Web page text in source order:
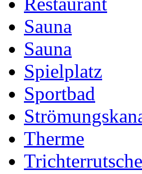
Sauna
Sauna
Spielplatz
Sportbad
Therme
Trichterrutsche